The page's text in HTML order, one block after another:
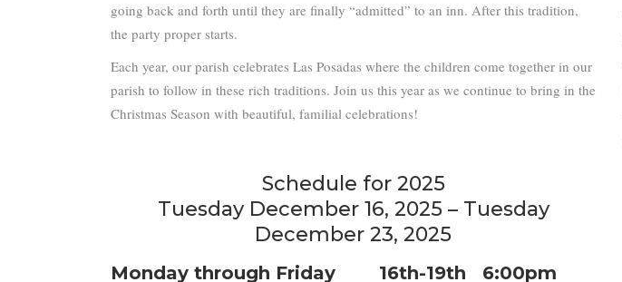
going back and forth until they are finally “admitted” to an inn. After this tradition,
the party proper starts.
Each year, our parish celebrates Las Posadas where the children come together in our
parish to follow in these rich traditions. Join us this year as we continue to bring in the
Christmas Season with beautiful, familial celebrations!
Schedule for 2025
Tuesday December 16, 2025 – Tuesday
December 23, 2025
Monday through Friday 16th-19th 6:00pm